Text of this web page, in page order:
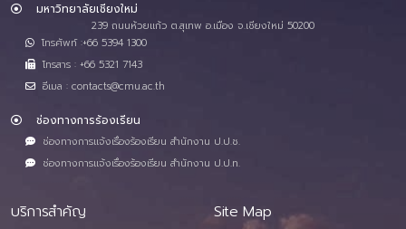
มหาวิทยาลัยเชียงใหม่
239 ถนนห้วยแก้ว ต.สุเทพ อ.เมือง จ.เชียงใหม่ 50200
โทรศัพท์ :+66 5394 1300
โทรสาร : +66 5321 7143
อีเมล : contacts@cmu.ac.th
ช่องทางการร้องเรียน
ช่องทางการแจ้งเรื่องร้องเรียน สำนักงาน ป.ป.ช.
ช่องทางการแจ้งเรื่องร้องเรียน สำนักงาน ป.ป.ท.
บริการสำคัญ Site Map